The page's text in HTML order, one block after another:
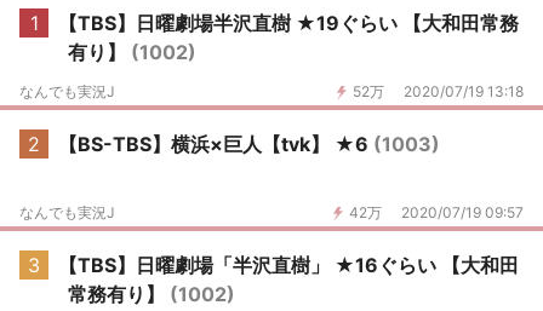
1
【TBS】日曜劇場半沢直樹 ★19ぐらい 【大和田常務
有り】 (1002)
52万 2020/07/19 13:18
なんでも実況J
2 【BS-TBS】横浜×巨人【tvk】 ★6 (1003)
42万 2020/07/19 09:57
なんでも実況J
3
【TBS】日曜劇場「半沢直樹」 ★16ぐらい 【大和田
常務有り】 (1002)